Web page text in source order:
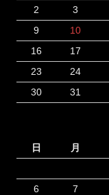
2
3
9
10
16
17
23
24
30
31
日 月
6
7